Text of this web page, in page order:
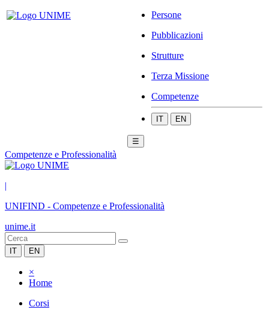
Persone
Pubblicazioni
Strutture
Terza Missione
Competenze
IT EN
☰
Competenze e Professionalità
|
UNIFIND - Competenze e Professionalità
unime.it
IT EN
×
Home
Corsi